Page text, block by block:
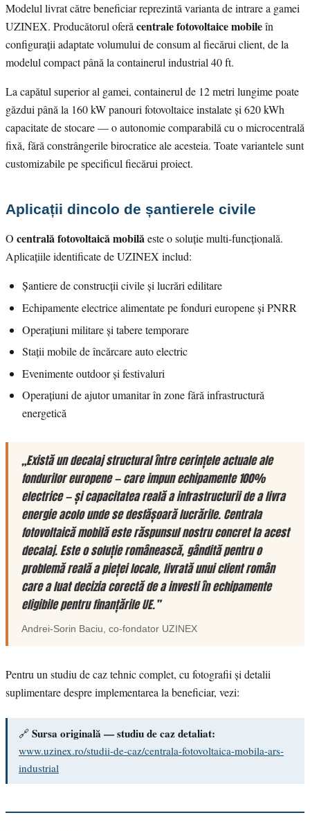
Modelul livrat către beneficiar reprezintă varianta de intrare a gamei
UZINEX. Producătorul oferăcentrale fotovoltaice mobileîn
configurații adaptate volumului de consum al fiecărui client, de la
modelul compact până la containerul industrial 40 ft.
La capătul superior al gamei, containerul de 12 metri lungime poate
găzdui până la 160 kW panouri fotovoltaice instalate și 620 kWh
capacitate de stocare — o autonomie comparabilă cu o microcentrală
fixă, fără constrângerile birocratice ale acesteia. Toate variantele sunt
customizabile pe specificul fiecărui proiect.
Aplicații dincolo de șantierele civile
O centrală fotovoltaică mobilăeste o soluție multi-funcțională.
Aplicațiile identificate de UZINEX includ:
Șantiere de construcții civile și lucrări edilitare
Echipamente electrice alimentate pe fonduri europene și PNRR
Operațiuni militare și tabere temporare
Stații mobile de încărcare auto electric
Evenimente outdoor și festivaluri
Operațiuni de ajutor umanitar în zone fără infrastructură
energetică
„Există un decalaj structural între cerințele actuale ale
fondurilor europene — care impun echipamente 100%
electrice — și capacitatea reală a infrastructurii de a livra
energie acolo unde se desfășoară lucrările. Centrala
fotovoltaică mobilă este răspunsul nostru concret la acest
decalaj. Este o soluție românească, gândită pentru o
problemă reală a pieței locale, livrată unui client român
care a luat decizia corectă de a investi în echipamente
eligibile pentru finanțările UE.”
Andrei-Sorin Baciu , co-fondator UZINEX
Pentru un studiu de caz tehnic complet, cu fotografii și detalii
suplimentare despre implementarea la beneficiar, vezi:
🔗 Sursa originală — studiu de caz detaliat:
www.uzinex.ro/studii-de-caz/centrala-fotovoltaica-mobila-ars-
industrial